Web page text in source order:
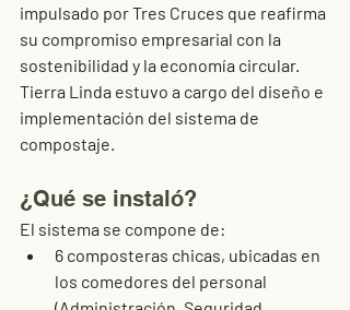
impulsado por Tres Cruces que reafirma
su compromiso empresarial con la
sostenibilidad y la economía circular.
Tierra Linda estuvo a cargo del diseño e
implementación del sistema de
compostaje.
¿Qué se instaló?
El sistema se compone de:
6 composteras chicas, ubicadas en
los comedores del personal